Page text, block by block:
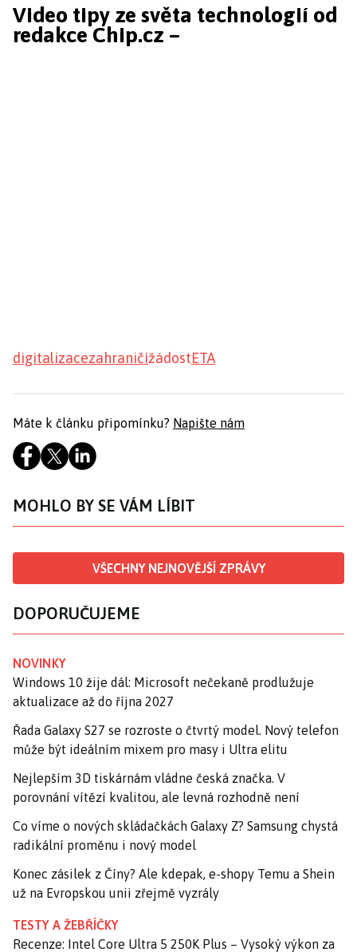
Video tipy ze světa technologií od
redakce Chip.cz –
digitalizacezahraničížádostETA
Máte k článku připomínku? Napište nám
MOHLO BY SE VÁM LÍBIT
VŠECHNY NEJNOVĚJŠÍ ZPRÁVY
DOPORUČUJEME
NOVINKY
Windows 10 žije dál: Microsoft nečekaně prodlužuje
aktualizace až do října 2027
Řada Galaxy S27 se rozroste o čtvrtý model. Nový telefon
může být ideálním mixem pro masy i Ultra elitu
Nejlepším 3D tiskárnám vládne česká značka. V
porovnání vítězí kvalitou, ale levná rozhodně není
Co víme o nových skládačkách Galaxy Z? Samsung chystá
radikální proměnu i nový model
Konec zásilek z Číny? Ale kdepak, e-shopy Temu a Shein
už na Evropskou unii zřejmě vyzrály
TESTY A ŽEBŘÍČKY
Recenze: Intel Core Ultra 5 250K Plus – Vysoký výkon za